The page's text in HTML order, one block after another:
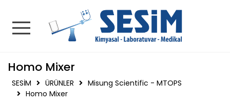
SESİM | Kimyasal -
Homo Mixer
SESİM ÜRÜNLER
Misung Scientific - MTOPS
Homo Mixer